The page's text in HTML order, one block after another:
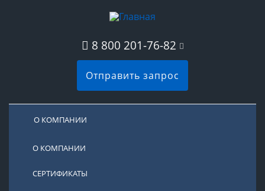
8 800 201-76-82
Отправить запрос
О КОМПАНИИ
О КОМПАНИИ
СЕРТИФИКАТЫ